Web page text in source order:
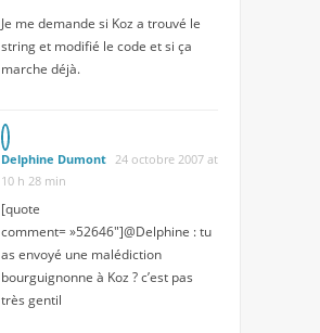
Je me demande si Koz a trouvé le
string et modifié le code et si ça
marche déjà.
Delphine Dumont 24 octobre 2007 at
10 h 28 min
[quote
comment= »52646″]@Delphine : tu
as envoyé une malédiction
bourguignonne à Koz ? c’est pas
très gentil